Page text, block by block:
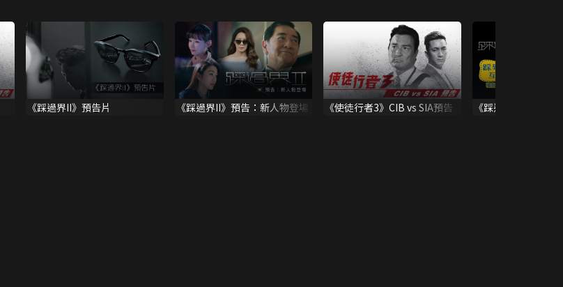
《踩過界II》預告片 《踩過界II》預告：新人物登場 《使徒行者3》CIB vs SIA預告
《踩過界II》踩到過